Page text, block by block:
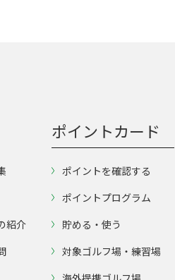
紹介
ポイントカード
ポイントを確認する
ポイントプログラム
貯める・使う
対象ゴルフ場・練習場